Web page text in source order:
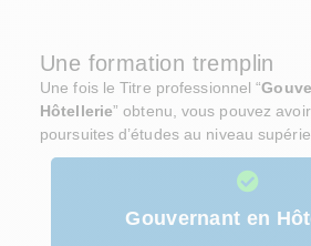
Une formation tremplin
Une fois le Titre professionnel “
Hôtellerie” obtenu, vous pouvez
poursuites d’études au niveau
Gouvernant en